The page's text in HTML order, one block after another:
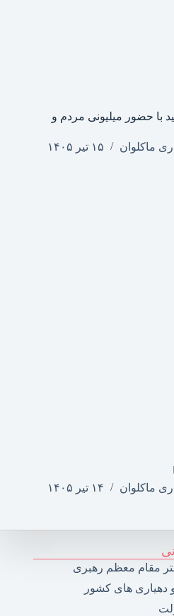
با حضور میلیونی مردم و
ماکلوان
۱۵ تیر ۱۴۰۵
ماکلوان
۱۴ تیر ۱۴۰۵
مقام معظم رهبری
دهیاری های کشور